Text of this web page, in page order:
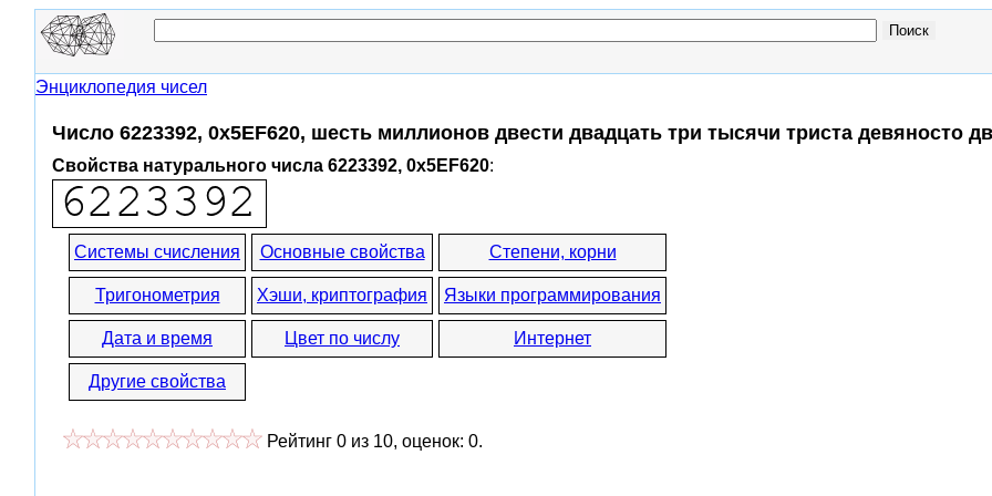
Энциклопедия чисел
Число 6223392, 0x5EF620, шесть миллионов двести двадцать три тысячи триста девяносто
Свойства натурального числа 6223392, 0x5EF620:
Системы счисления Основные свойства Степени, корни
Тригонометрия Хэши, криптография Языки программирования
Дата и время Цвет по числу Интернет
Другие свойства
Рейтинг 0 из 10, оценок: 0.